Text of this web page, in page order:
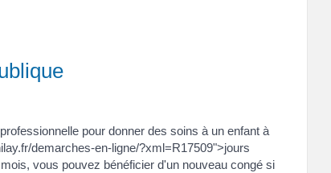
pour donner des soins à un enfant à
demarches-en-ligne/?xml=R17509">jours
vous pouvez bénéficier d'un nouveau congé si